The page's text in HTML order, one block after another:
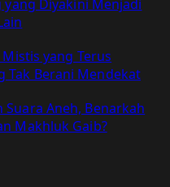
Diyakini Menjadi
yang Terus
Tak Berani Mendekat
Suara Aneh, Benarkah
Makhluk Gaib?